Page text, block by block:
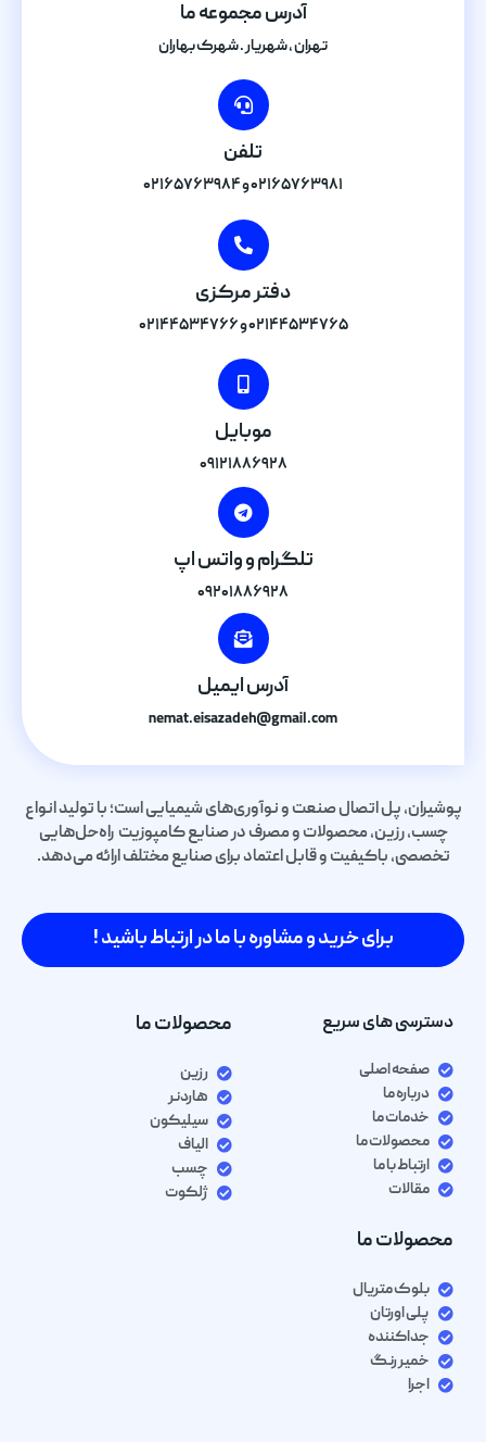
آدرس مجموعه ما
تهران , شهریار . شهرک بهاران
تلفن
۰۲۱۶۵۷۶۳۹۸۱ و ۰۲۱۶۵۷۶۳۹۸۴
دفتر مرکزی
۰۲۱۴۴۵۳۴۷۶۵ و ۰۲۱۴۴۵۳۴۷۶۶
موبایل
۰۹۱۲۱۸۸۶۹۲۸
تلگرام و واتس اپ
۰۹۲۰۱۸۸۶۹۲۸
آدرس ایمیل
nemat.eisazadeh@gmail.com
پوشیران، پل اتصال صنعت و نوآوری‌های شیمیایی است؛ با تولید انواع
چسب، رزین، محصولات و مصرف در صنایع کامپوزیت راه‌حل‌هایی
تخصصی، باکیفیت و قابل اعتماد برای صنایع مختلف ارائه می‌دهد.
برای خرید و مشاوره با ما در ارتباط باشید !
دسترسی های سریع
صفحه اصلی
درباره ما
خدمات ما
محصولات ما
ارتباط با ما
مقالات
محصولات ما
رزین
هاردنر
سیلیکون
الیاف
چسب
ژلکوت
محصولات ما
بلوک متریال
پلی اورتان
جداکننده
خمیر رنگ
اجرا